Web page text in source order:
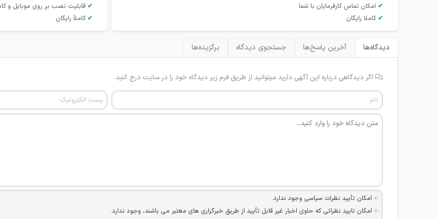
✔ امکان تماس کارفرمایان با شما
✔ کاملا رایگان
✔ قابلیت نصب بر روی موبایل و
✔ کاملاً رایگان
دیدگاه‌ها آخرین پاسخ‌ها جستجوی دیدگاه برگزیده‌ها
اگر دیدگاهی درباره این آگهی دارید میتوانید از طریق فرم زیر دیدگاه خود را در سایت درج کنید.
امکان تأیید نظرات سیاسی وجود ندارد.
امکان تایید نظراتی که حاوی اخبار غیر قابل تأیید از طریق خبرگزاری های معتبر می باشند، وجود ندارد.